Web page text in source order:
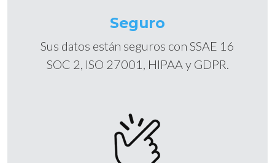
Seguro
Sus datos están seguros con SSAE 16
SOC 2, ISO 27001, HIPAA y GDPR.